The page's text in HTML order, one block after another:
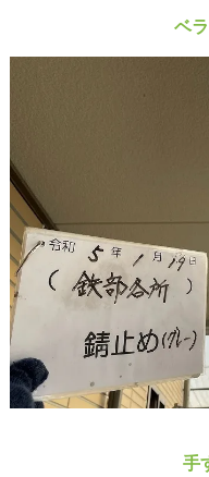
ベ
手